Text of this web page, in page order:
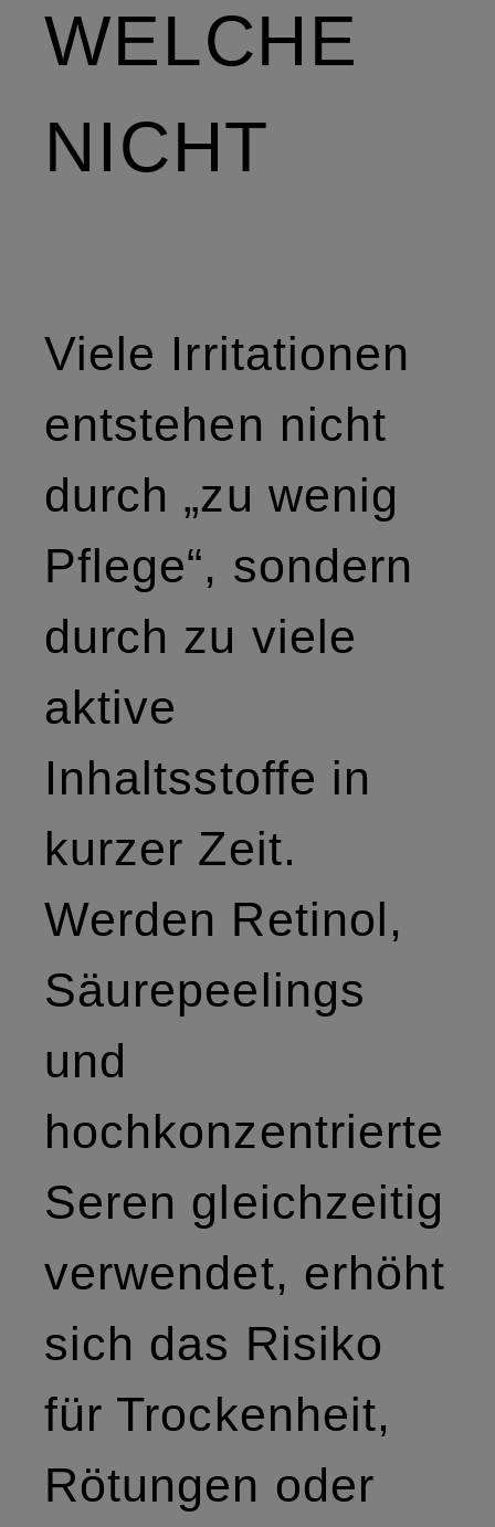
WELCHE
NICHT
Viele Irritationen
entstehen nicht
durch „zu wenig
Pflege“, sondern
durch zu viele
aktive
Inhaltsstoffe in
kurzer Zeit.
Werden Retinol,
Säurepeelings
und
hochkonzentrierte
Seren gleichzeitig
verwendet, erhöht
sich das Risiko
für Trockenheit,
Rötungen oder